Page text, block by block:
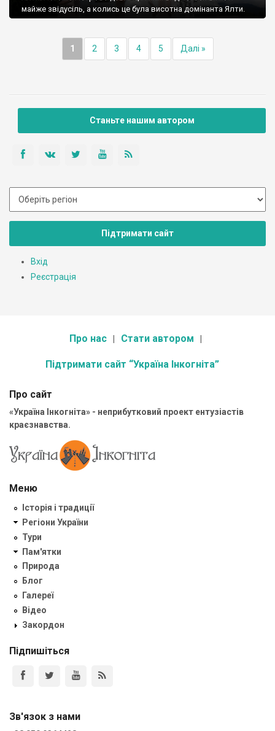
майже звідусіль, а колись це була висотна домінанта Ялти.
1 2 3 4 5 Далі »
Станьте нашим автором
Підтримати сайт
Вхід
Реєстрація
Про нас Стати автором
Підтримати сайт “Україна Інкогніта”
Про сайт
«Україна Інкогніта» - неприбутковий проект ентузіастів
краєзнавства.
Меню
Історія і традиції
Регіони України
Тури
Пам'ятки
Природа
Блог
Галереї
Відео
Закордон
Підпишіться
Зв'язок з нами